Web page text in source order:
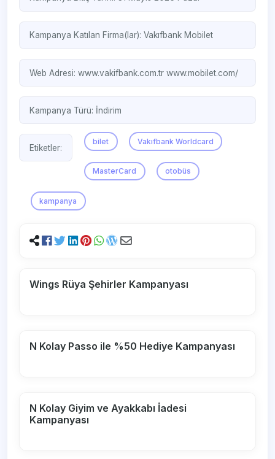
Kampanya Katılan Firma(lar):Vakıfbank Mobilet
Web Adresi:www.vakifbank.com.trwww.mobilet.com/
Kampanya Türü: İndirim
Etiketler:
bilet Vakıfbank Worldcard
MasterCard otobüs
kampanya
Wings Rüya Şehirler Kampanyası
N Kolay Passo ile %50 Hediye Kampanyası
N Kolay Giyim ve Ayakkabı İadesi
Kampanyası